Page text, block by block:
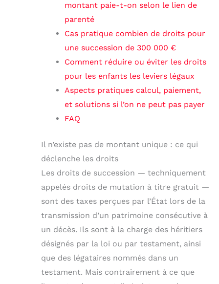
montant paie-t-on selon le lien de
parenté
Cas pratique combien de droits pour
une succession de 300 000 €
Comment réduire ou éviter les droits
pour les enfants les leviers légaux
Aspects pratiques calcul, paiement,
et solutions si l’on ne peut pas payer
FAQ
Il n’existe pas de montant unique : ce qui
déclenche les droits
Les droits de succession — techniquement
appelés droits de mutation à titre gratuit —
sont des taxes perçues par l’État lors de la
transmission d’un patrimoine consécutive à
un décès. Ils sont à la charge des héritiers
désignés par la loi ou par testament, ainsi
que des légataires nommés dans un
testament. Mais contrairement à ce que